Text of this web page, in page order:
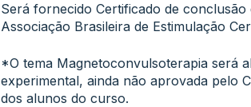
Será fornecido Certificado de
Associação Brasileira de Estimulação
*O tema Magnetoconvulsoterapia será
experimental, ainda não aprovada pelo
dos alunos do curso.